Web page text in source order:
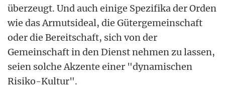
überzeugt. Und auch einige Spezifika der Orden
wie das Armutsideal, die Gütergemeinschaft
oder die Bereitschaft, sich von der
Gemeinschaft in den Dienst nehmen zu lassen,
seien solche Akzente einer "dynamischen
Risiko-Kultur".